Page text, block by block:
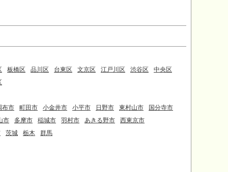
板橋区 品川区 台東区 文京区 江戸川区 渋谷区
中央区
布市 町田市 小金井市 小平市 日野市 東村山市
国分寺市
市
多摩市 稲城市 羽村市 あきる野市
西東京市
茨城 栃木 群馬